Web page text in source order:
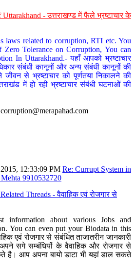
- उत्तराखण्ड में फैले भ्रष्टाचार के
laws related to corruption, RTI etc. You
Zero Tolerance on Corruption, You can
In Uttarakhand.- यहाँ आपको भ्रष्टाचार
संबंधी कानूनों और अन्य संबंधी कानूनों की
से भ्रष्टाचार को पूर्णतया निकालने की
में हो रही भ्रष्टाचार संबंधी घटनाओं की
corruption@merapahad.com
12:33:09 PM Re: Currupt System in
9910532720
Threads - वैवाहिक एवं रोजगार से
about various Jobs and
You can even put your Biodata in this
एवं रोजगार से संबंधित ताजातरीन जानकारी
सगे सम्बंधियों के वैवाहिक और रोजगार से
है। आप अपना बायो डाटा भी यहां डाल सकते